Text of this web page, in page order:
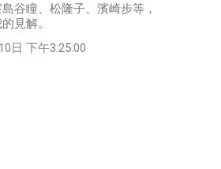
谷瞳、松隆子、濱崎步等，
見解。
日 下午3:25:00